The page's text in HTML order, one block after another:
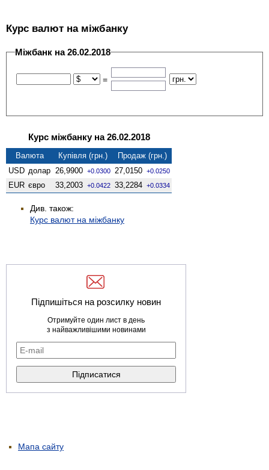
Курс валют на міжбанку
Міжбанк на 26.02.2018
=
Курс міжбанку на 26.02.2018
Валюта Купівля (грн.)
Продаж (грн.)
USD долар 26,9900 +0.0300 27,0150 +0.0250
EUR євро 33,2003 +0.0422 33,2284 +0.0334
Див. також:
Курс валют на міжбанку
Підпишіться на розсилку новин
Отримуйте один лист в день
з найважливішими новинами
Мапа сайту